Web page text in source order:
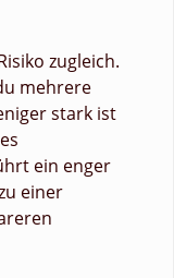
zugleich.
mehrere
stark ist
ein enger
einer